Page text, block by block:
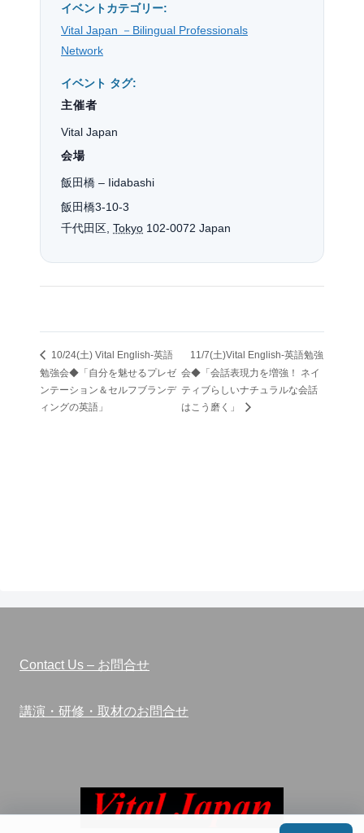
イベントカテゴリー:
Vital Japan －Bilingual Professionals
Network
イベント タグ:
会場
飯田橋 – Iidabashi
飯田橋3-10-3
千代田区 Tokyo 102-0072 Japan
主催者
Vital Japan
10/24(土) Vital English-英語
勉強会◆「自分を魅せるプレゼ
ンテーション＆セルフブランデ
ィングの英語」
11/7(土)Vital English-英語勉強
会◆「会話表現力を増強！ ネイ
ティブらしいナチュラルな会話
はこう磨く」
Contact Us – お問合せ
講演・研修・取材のお問合せ